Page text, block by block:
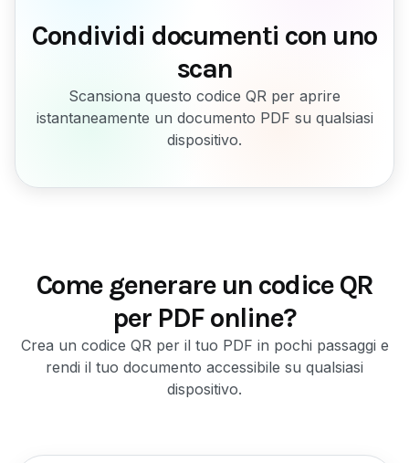
Condividi documenti con uno
scan
Scansiona questo codice QR per aprire
istantaneamente un documento PDF su qualsiasi
dispositivo.
Come generare un codice QR
per PDF online?
Crea un codice QR per il tuo PDF in pochi passaggi e
rendi il tuo documento accessibile su qualsiasi
dispositivo.